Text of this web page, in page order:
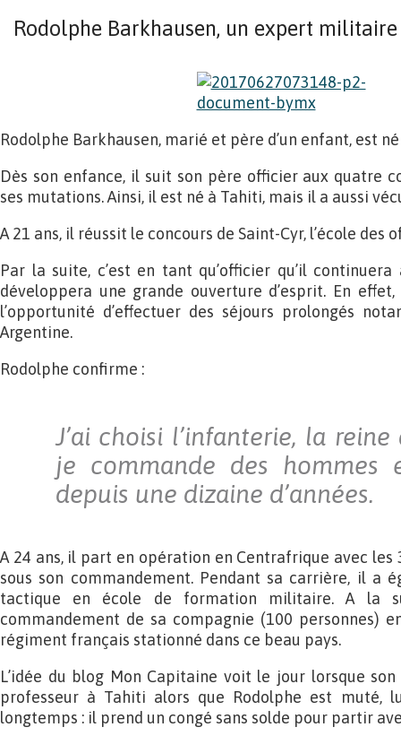
Rodolphe Barkhausen, un expert
Rodolphe Barkhausen, marié et père d’un enfant, est
Dès son enfance, il suit son père officier aux quatre
ses mutations. Ainsi, il est né à Tahiti, mais il a aussi
A 21 ans, il réussit le concours de Saint-Cyr, l’école des
Par la suite, c’est en tant qu’officier qu’il
développera une grande ouverture d’esprit. En
l’opportunité d’effectuer des séjours prolongés
Argentine.
Rodolphe confirme :
J’ai choisi l’infanterie, la
je commande des hommes
depuis une dizaine d’années.
A 24 ans, il part en opération en Centrafrique avec les
sous son commandement. Pendant sa carrière, il a
tactique en école de formation militaire. A
commandement de sa compagnie (100 personnes)
régiment français stationné dans ce beau pays.
L’idée du blog Mon Capitaine voit le jour lorsque
professeur à Tahiti alors que Rodolphe est muté,
longtemps : il prend un congé sans solde pour partir